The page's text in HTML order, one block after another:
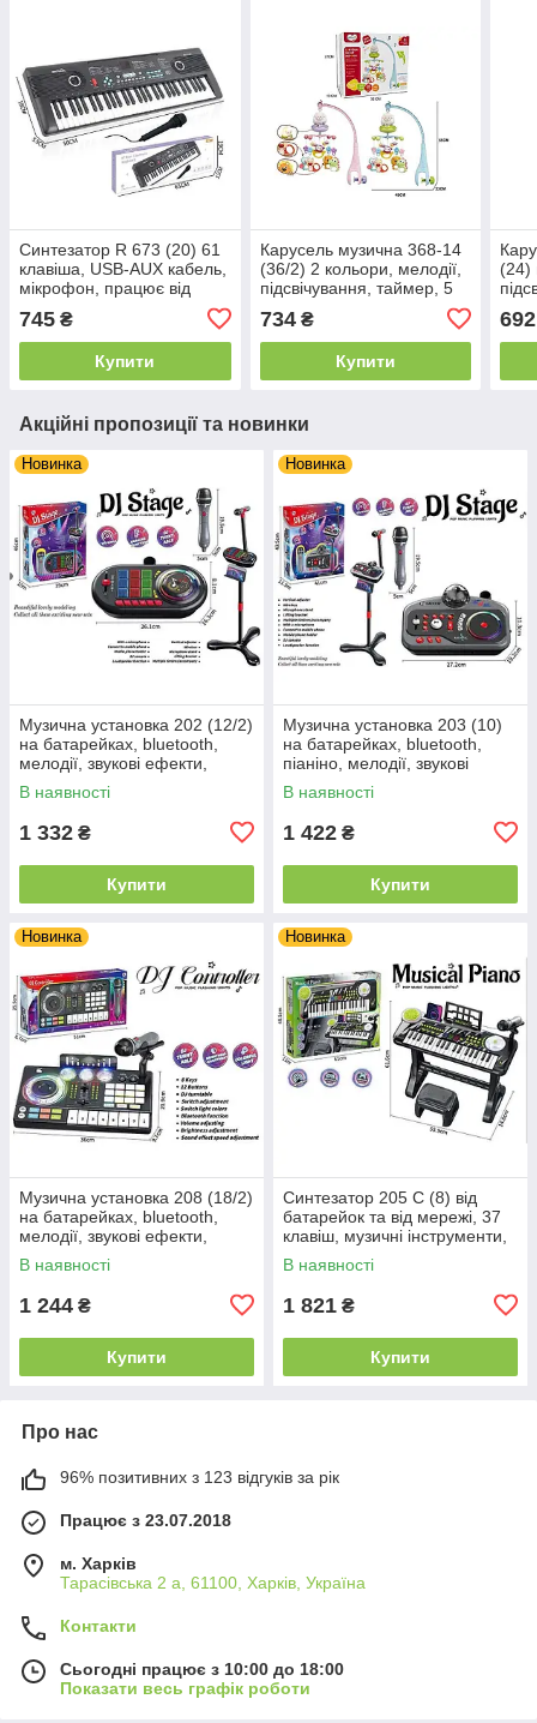
Синтезатор R 673 (20) 61
клавіша, USB-AUX кабель,
мікрофон, працює від
звуки музичних
інструментів, мелодії,
745 ₴
Купити
Карусель музична 368-14
(36/2) 2 кольори, мелодії,
підсвічування, таймер, 5
підвісок-брязкалець, пульт,
в коробці
734₴
Купити
(24)
в
692
Акційні пропозиції та новинки
Новинка
Музична установка 202 (12/2)
на батарейках, bluetooth,
мелодії, звукові ефекти,
запис, підсвічування,
мікрофон, стійка, в коробці
В наявності
1 332 ₴
Купити
Новинка
Музична установка 203 (10)
на батарейках, bluetooth,
піаніно, мелодії, звукові
ефекти, запис, підсвічування,
мікрофон, стійка, в
В наявності
1 422 ₴
Купити
Новинка
Музична установка 208 (18/2)
на батарейках, bluetooth,
мелодії, звукові ефекти,
запис, підсвічування,
інтерактивні ігри, мікрофон,
В наявності
1 244 ₴
Купити
Новинка
Синтезатор 205 C (8) від
батарейок та від мережі, 37
клавіш, музичні інструменти,
звукові ефекти, регулювання
ритму та гучності,
В наявності
1 821 ₴
Купити
Про нас
96% позитивних з 123 відгуків за рік
Працює з 23.07.2018
м. Харків
Тарасівська 2 а, 61100, Харків, Україна
Контакти
Сьогодні працює з 10:00 до 18:00
Показати весь графік роботи